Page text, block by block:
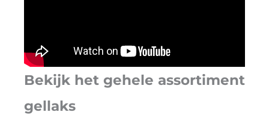
Bekijk het gehele assortiment
gellaks